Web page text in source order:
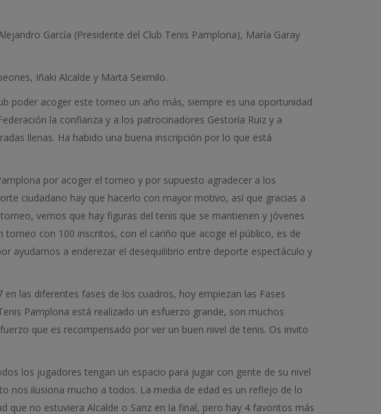
García (Presidente del Club Tenis Pamplona), María Garay
Iñaki Alcalde y Marta Sexmilo.
poder acoger este torneo un año más, siempre es una oportunidad
la confianza y a los patrocinadores Gestoría Ruiz y a
llenas. Ha habido una buena inscripción por lo que está
por acoger el torneo y por supuesto agradecer a los
ciudadano hay que hacerlo con mayor motivo, así que gracias a
vemos que hay figuras del tenis que se mantienen y jóvenes
con 100 inscritos, con el cariño que acoge el público, es de
ayudarnos a enderezar el desequilibrio entre deporte espectáculo y
las diferentes fases de los cuadros, hoy empiezan las Fases
Pamplona está realizado un esfuerzo grande, son muchos
que es recompensado por ver un buen nivel de tenis. Os invito
los jugadores tengan un espacio para jugar con gente de su nivel
nos ilusiona mucho a todos. La media de edad es un reflejo de lo
que no estuviera Alcalde o Sanz en la final, pero hay 4 favoritos más